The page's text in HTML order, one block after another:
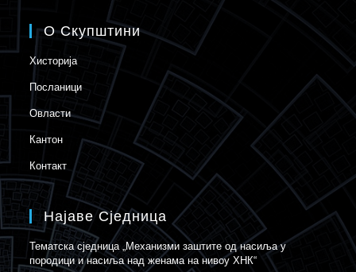
О Скупштини
Хисторија
Посланици
Овласти
Кантон
Контакт
Најаве Сједница
Тематска сједница „Механизми заштите од насиља у
породици и насиља над женама на нивоу ХНК“